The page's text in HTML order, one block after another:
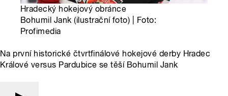
Hradecký hokejový obránce
Bohumil Jank (ilustrační foto) | Foto:
Profimedia
Na první historické čtvrtfinálové hokejové derby Hradec
Králové versus Pardubice se těší Bohumil Jank